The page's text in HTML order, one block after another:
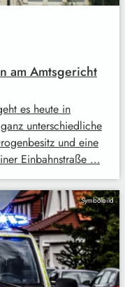
am Amtsgericht
es heute in
unterschiedliche
und eine
Einbahnstraße …
Symbolbild